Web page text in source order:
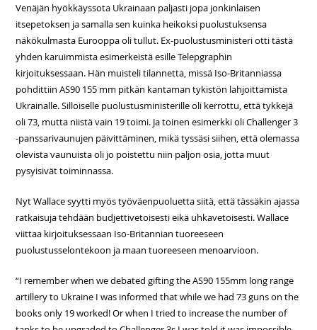
Venäjän hyökkäyssota Ukrainaan paljasti jopa jonkinlaisen
itsepetoksen ja samalla sen kuinka heikoksi puolustuksensa
näkökulmasta Eurooppa oli tullut. Ex-puolustusministeri otti tästä
yhden karuimmista esimerkeistä esille Telepgraphin
kirjoituksessaan. Hän muisteli tilannetta, missä Iso-Britanniassa
pohdittiin AS90 155 mm pitkän kantaman tykistön lahjoittamista
Ukrainalle. Silloiselle puolustusministerille oli kerrottu, että tykkejä
oli 73, mutta niistä vain 19 toimi. Ja toinen esimerkki oli Challenger 3
-panssarivaunujen päivittäminen, mikä tyssäsi siihen, että olemassa
olevista vaunuista oli jo poistettu niin paljon osia, jotta muut
pysyisivät toiminnassa.
Nyt Wallace syytti myös työväenpuoluetta siitä, että tässäkin ajassa
ratkaisuja tehdään budjettivetoisesti eikä uhkavetoisesti. Wallace
viittaa kirjoituksessaan Iso-Britannian tuoreeseen
puolustusselontekoon ja maan tuoreeseen menoarvioon.
“I remember when we debated gifting the AS90 155mm long range
artillery to Ukraine I was informed that while we had 73 guns on the
books only 19 worked! Or when I tried to increase the number of